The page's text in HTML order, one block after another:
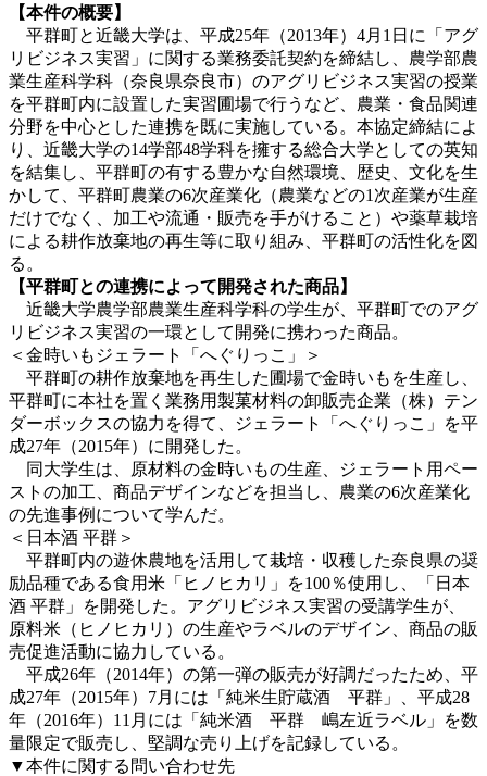
【本件の概要】
平群町と近畿大学は、平成25年（2013年）4月1日に「アグ
リビジネス実習」に関する業務委託契約を締結し、農学部農
業生産科学科（奈良県奈良市）のアグリビジネス実習の授業
を平群町内に設置した実習圃場で行うなど、農業・食品関連
分野を中心とした連携を既に実施している。本協定締結によ
り、近畿大学の14学部48学科を擁する総合大学としての英知
を結集し、平群町の有する豊かな自然環境、歴史、文化を生
かして、平群町農業の6次産業化（農業などの1次産業が生産
だけでなく、加工や流通・販売を手がけること）や薬草栽培
による耕作放棄地の再生等に取り組み、平群町の活性化を図
る。
【平群町との連携によって開発された商品】
近畿大学農学部農業生産科学科の学生が、平群町でのアグ
リビジネス実習の一環として開発に携わった商品。
＜金時いもジェラート「へぐりっこ」＞
平群町の耕作放棄地を再生した圃場で金時いもを生産し、
平群町に本社を置く業務用製菓材料の卸販売企業（株）テン
ダーボックスの協力を得て、ジェラート「へぐりっこ」を平
成27年（2015年）に開発した。
同大学生は、原材料の金時いもの生産、ジェラート用ペー
ストの加工、商品デザインなどを担当し、農業の6次産業化
の先進事例について学んだ。
＜日本酒 平群＞
平群町内の遊休農地を活用して栽培・収穫した奈良県の奨
励品種である食用米「ヒノヒカリ」を100％使用し、「日本
酒 平群」を開発した。アグリビジネス実習の受講学生が、
原料米（ヒノヒカリ）の生産やラベルのデザイン、商品の販
売促進活動に協力している。
平成26年（2014年）の第一弾の販売が好調だったため、平
成27年（2015年）7月には「純米生貯蔵酒 平群」、平成28
年（2016年）11月には「純米酒 平群 嶋左近ラベル」を数
量限定で販売し、堅調な売り上げを記録している。
▼本件に関する問い合わせ先